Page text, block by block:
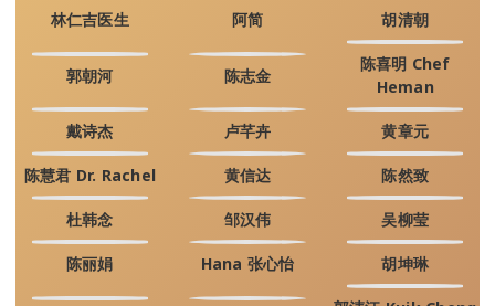
林仁吉医生 阿简 胡清朝
郭朝河 陈志金
陈喜明 Chef
Heman
戴诗杰 卢芊卉 黄章元
陈慧君 Dr. Rachel 黄信达 陈然致
杜韩念 邹汉伟 吴柳莹
陈丽娟 Hana 张心怡 胡坤琳